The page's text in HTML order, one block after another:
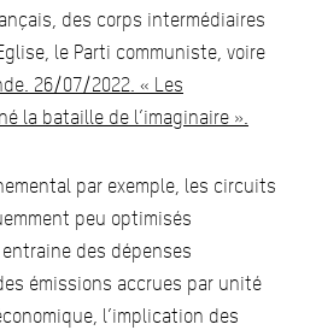
des corps intermédiaires
le Parti communiste, voire
26/07/2022. « Les
la bataille de l’imaginaire ».
par exemple, les circuits
peu optimisés
des dépenses
émissions accrues par unité
l’implication des